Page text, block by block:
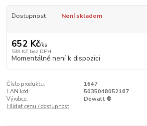
Dostupnost Není skladem
652 Kč/ks
539 Kč bez DPH
Momentálně není k dispozici
Číslo produktu:
1647
EAN kód:
5035048052167
Výrobce:
Dewalt ®
Hlídat cenu / dostupnost